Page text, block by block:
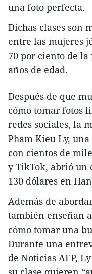
una foto perfecta.
Dichas clases son
entre las mujeres
70 por ciento de
años de edad.
Después de que
cómo tomar fotos
redes sociales, la
Pham Kieu Ly,
con cientos de
y TikTok, abrió un
130 dólares en
Además de
también enseñan
cómo tomar una
Durante una
de Noticias AFP,